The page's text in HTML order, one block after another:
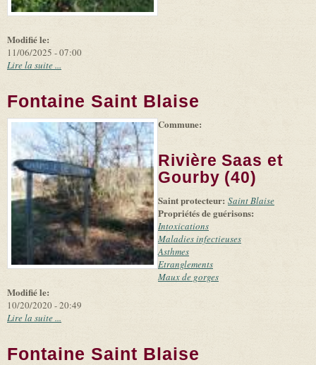
Modifié le:
11/06/2025 - 07:00
Lire la suite ...
Fontaine Saint Blaise
-
Leaflet (link is
|
Tiles
(link is
external)
©
Microsoft
and
suppliers
Modifié le:
10/20/2020 - 20:49
Commune:
Rivière Saas et
Gourby (40)
Saint protecteur: Saint Blaise
Propriétés de guérisons:
Intoxications
Maladies infectieuses
Asthmes
Etranglements
Maux de gorges
Lire la suite ...
Fontaine Saint Blaise